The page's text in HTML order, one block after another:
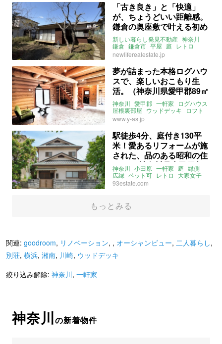
「古き良き」と「快適」
が、ちょうどいい距離感。
鎌倉の奥座敷で叶える初め
ての平屋暮らし (神奈川県
鎌倉市76㎡の賃貸物件)
新しい暮らし発見不動産 神奈川
鎌倉 鎌倉市 平屋 庭 レトロ
一軒家 4DK 賃貸
newliferealestate.jp
夢が詰まった本格ログハウ
スで、楽しいおこもり生
活。（神奈川県愛甲郡89㎡
の売買物件）
神奈川 愛甲郡 一軒家
ログハウス
屋根裏部屋 ウッドデッキ
ロフト
庭 別荘
セカンドハウス
ドッグラン
売買
www.y-as.jp
駅徒歩4分、庭付き130平
米！愛あるリフォームが施
された、品のある昭和の住
まい。(神奈川県小田原市
135㎡の賃貸物件)
神奈川 小田原 一軒家 庭 縁側
広縁 ペット可 レトロ
大家女子
賃貸
93estate.com
もっとみる
関連: goodroom, リノベーション, , オーシャンビュー, 二人暮らし,
別荘, 横浜, 湘南, 川崎, ウッドデッキ
絞り込み解除: 神奈川, 一軒家
神奈川の新着物件